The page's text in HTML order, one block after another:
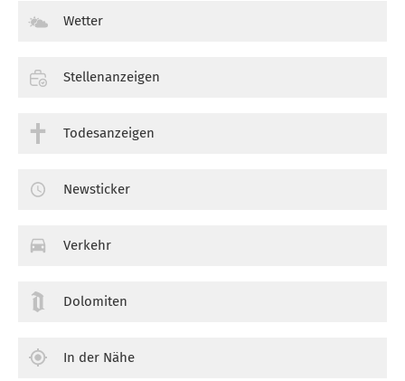
Wetter
Stellenanzeigen
Todesanzeigen
Newsticker
Verkehr
Dolomiten
In der Nähe